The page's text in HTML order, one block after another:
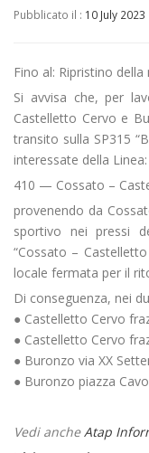
Pubblicato il : 10 July 2023
Fino al: Ripristino
Si avvisa che, per
Castelletto Cervo e
transito sulla SP315
interessate della Linea:
410 — Cossato –
provenendo da
sportivo nei pressi
“Cossato –
locale fermata per il
Di conseguenza, nei
● Castelletto Cervo
● Castelletto Cervo
● Buronzo via XX
● Buronzo piazza
Vedi ancheAtap